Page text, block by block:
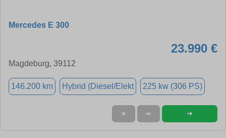
Mercedes E 300
23.990 €
Magdeburg, 39112
146.200 km Hybrid (Diesel/Elekt 225 kw (306 PS)
★ ➦ ➜